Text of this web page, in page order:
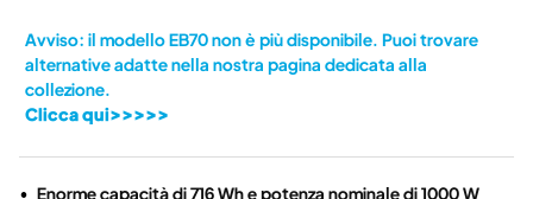
Avviso: il modello EB70 non è più disponibile. Puoi trovare
alternative adatte nella nostra pagina dedicata alla
collezione.
Clicca qui>>>>>
Enorme capacità di 716 Wh e potenza nominale di 1000 W